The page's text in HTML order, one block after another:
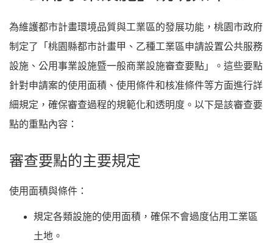
為維護都市計畫環境品質與工業區的發展功能，桃園市政府
制定了「桃園縣都市計畫甲、乙種工業區申請設置公共服務
設施、公用事業設施暨一般商業設施審查要點」。這些要點
針對申請案的使用面積、使用條件和核准條件等方面進行詳
細規定，確保審查過程的規範化和透明度。以下是該審查要
點的重點內容：
審查要點的主要規定
使用面積與條件：
規定各類設施的使用面積，確保不會過度佔用工業區
土地。